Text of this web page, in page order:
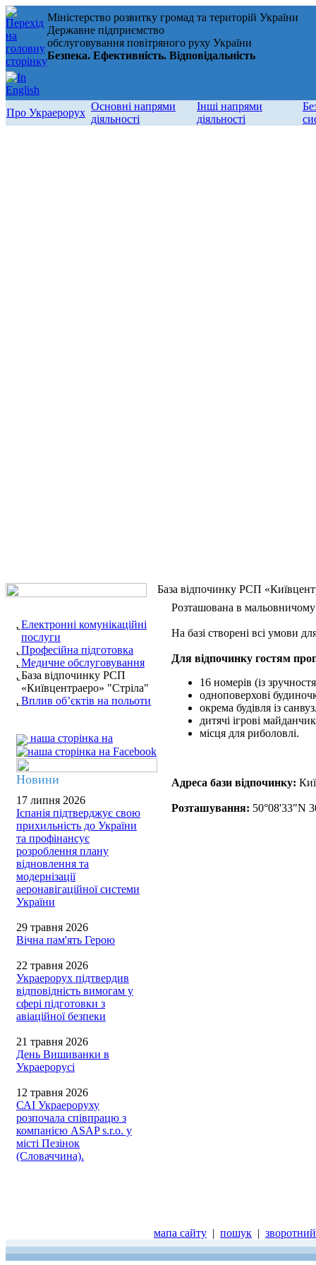
Міністерство розвитку громад та територій України
Державне підприємство
обслуговування повітряного руху України
Безпека. Ефективність. Відповідальність
Про Украерорух
Основні напрями
діяльності
Інші напрями
діяльності
Електронні комунікаційні
послуги
Професійна підготовка
Медичне обслуговування
База відпочинку РСП
«Київцентраеро» "Стріла"
Вплив об’єктів на польоти
наша сторінка на
Новини
17 липня 2026
Іспанія підтверджує свою
прихильність до України
та профінансує
розроблення плану
відновлення та
модернізації
аеронавігаційної системи
України
29 травня 2026
Вічна пам'ять Герою
22 травня 2026
Украерорух підтвердив
відповідність вимогам у
сфері підготовки з
авіаційної безпеки
21 травня 2026
День Вишиванки в
Украерорусі
12 травня 2026
САІ Украероруху
розпочала співпрацю з
компанією ASAP s.r.o. у
місті Пезінок
(Словаччина).
База відпочинку РСП
Розташована в мальовничому
На базі створені всі умови
Для відпочинку гостям
16 номерів (із
одноповерхові
окрема будівля із
дитячі ігрові
місця для риболовлі.
Адреса бази відпочинку:
Розташування: 50°08'33"N
мапа сайту | пошук |